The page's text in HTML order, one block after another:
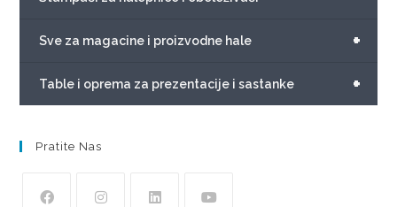
+
Sve za magacine i proizvodne hale
+
Table i oprema za prezentacije i sastanke
Pratite Nas